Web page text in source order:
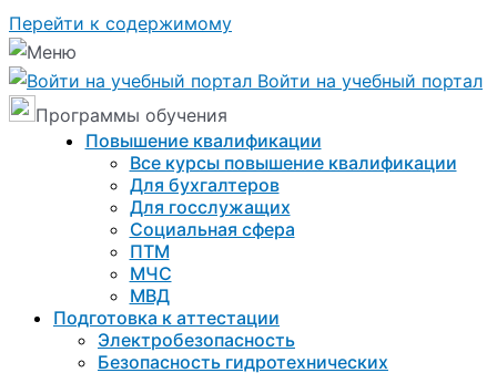
Перейти к содержимому
Войти на учебный портал
Программы обучения
Повышение квалификации
Все курсы повышение квалификации
Для бухгалтеров
Для госслужащих
Социальная сфера
ПТМ
МЧС
МВД
Подготовка к aттестации
Электробезопасность
Безопасность гидротехнических